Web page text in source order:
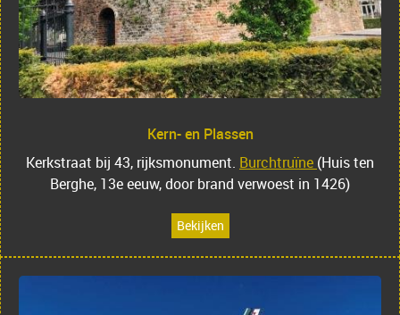
Kern- en Plassen
Kerkstraat bij 43, rijksmonument. Burchtruïne (Huis ten
Berghe, 13e eeuw, door brand verwoest in 1426)
Bekijken